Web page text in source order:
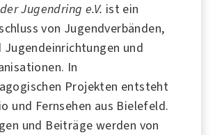
Jugendring e.V. ist ein
von Jugendverbänden,
Jugendeinrichtungen und
In
Projekten entsteht
und Fernsehen aus Bielefeld.
und Beiträge werden von